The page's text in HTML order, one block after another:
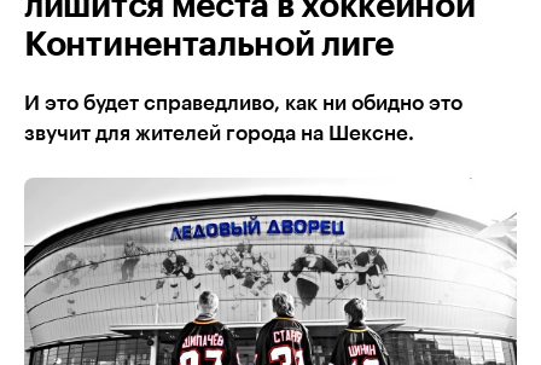
Континентальной лиге
И это будет справедливо, как ни обидно это
звучит для жителей города на Шексне.